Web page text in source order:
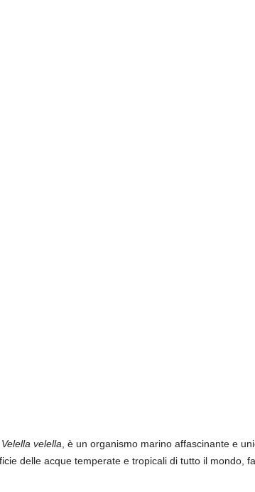
Velella velella , è un organismo marino affascinante e
delle acque temperate e tropicali di tutto il mondo,